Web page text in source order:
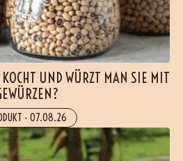
UND WÜRZT MAN SIE MIT
- 07.08.26